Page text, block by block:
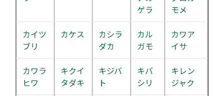
ゲラ
モメ
カイツ
ブリ
カケス
カシラ
ダカ
カル
ガモ
カワア
イサ
カワラ
ヒワ
キクイ
タダキ
キジバ
ト
キバ
シリ
キレン
ジャク